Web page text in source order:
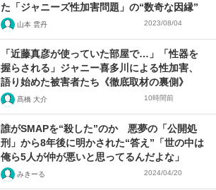
た「ジャニーズ性加害問題」の“数奇な因縁”
山本 雲丹 2023/08/04
「近藤真彦が使っていた部屋で…」「性器を
握らされる」ジャニー喜多川による性加害、
語り始めた被害者たち《徹底取材の裏側》
髙橋 大介 10時間前
誰がSMAPを“殺した”のか 悪夢の「公開処
刑」から8年後に明かされた“答え”「世の中は
俺ら5人が仲が悪いと思ってるんだよな」
みきーる 2024/04/20